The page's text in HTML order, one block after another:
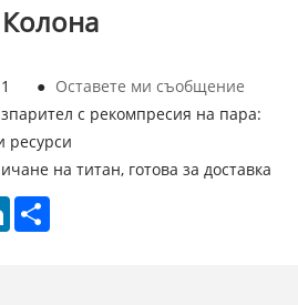
Колона
1 ● Оставете ми съобщение
с рекомпресия на пара:
ресурси
на титан, готова за доставка
LinkedIn